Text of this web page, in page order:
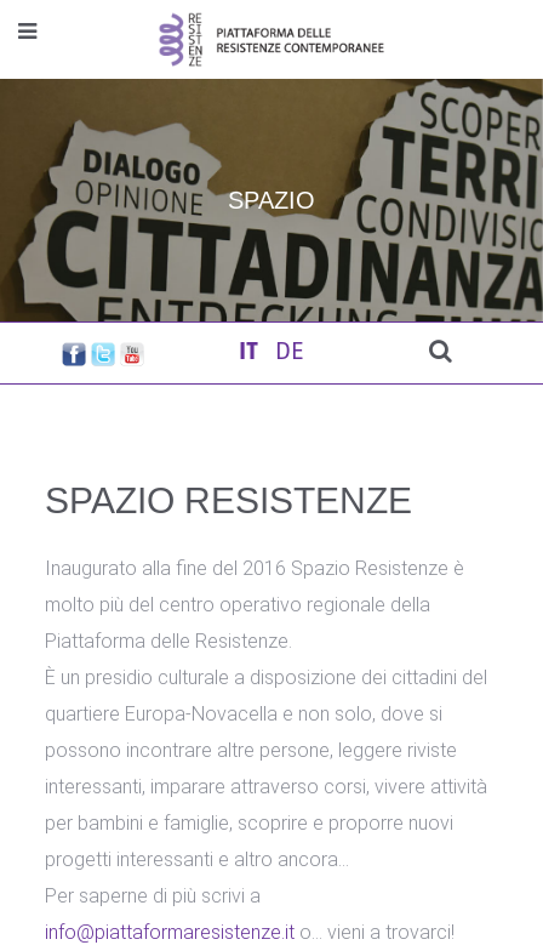
SPAZIO
IT DE
SPAZIO RESISTENZE
Inaugurato alla fine del 2016 Spazio Resistenze è
molto più del centro operativo regionale della
Piattaforma delle Resistenze.
È un presidio culturale a disposizione dei cittadini del
quartiere Europa-Novacella e non solo, dove si
possono incontrare altre persone, leggere riviste
interessanti, imparare attraverso corsi, vivere attività
per bambini e famiglie, scoprire e proporre nuovi
progetti interessanti e altro ancora...
Per saperne di più scrivi a
info@piattaformaresistenze.it o… vieni a trovarci!